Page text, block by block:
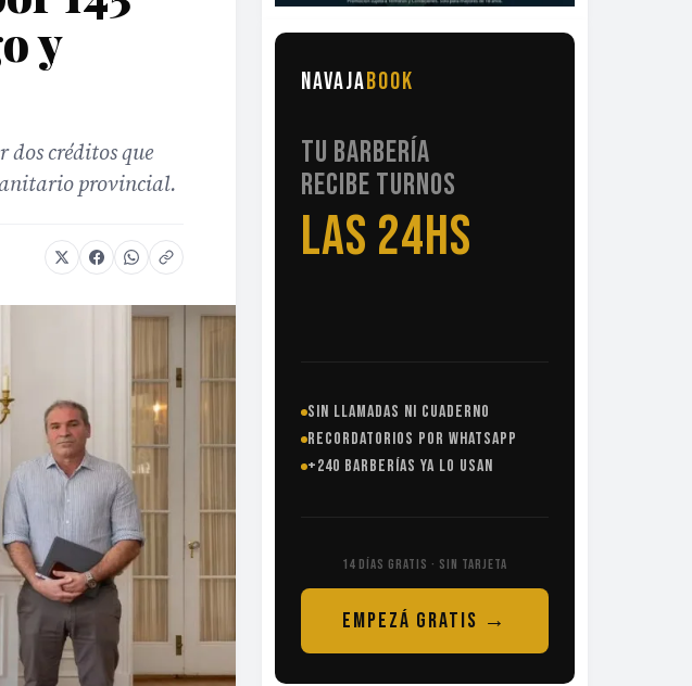
y
dos créditos que
provincial.
NAVAJABOOK
TU BARBERÍA
RECIBE TURNOS
LAS 24HS
SIN LLAMADAS NI CUADERNO
RECORDATORIOS POR WHATSAPP
+240 BARBERÍAS YA LO USAN
14 DÍAS GRATIS · SIN TARJETA
EMPEZÁ GRATIS →